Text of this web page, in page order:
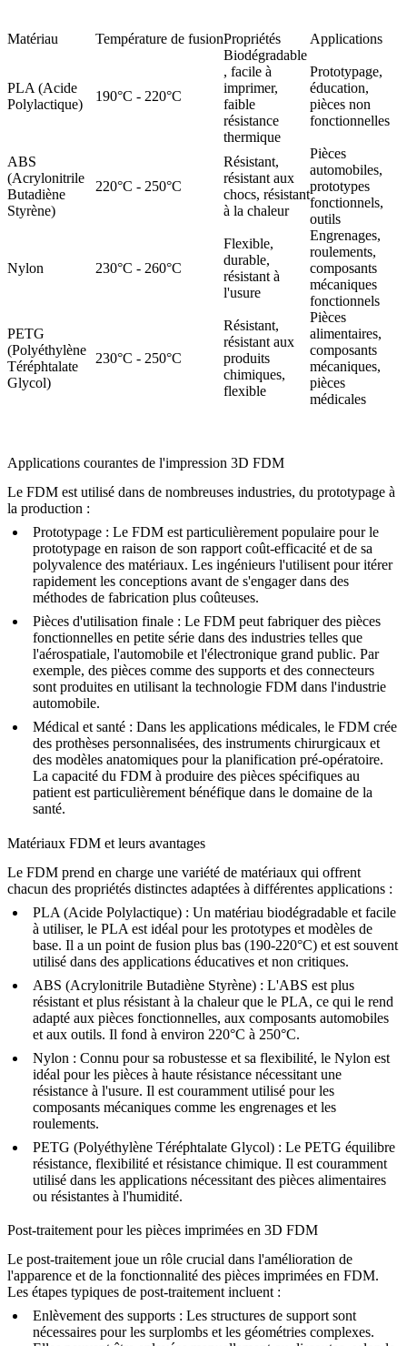
Matériau Température de fusionPropriétés Applications
PLA (Acide
Polylactique)
190°C - 220°C
Biodégradable
, facile à
imprimer,
faible
résistance
thermique
Prototypage,
éducation,
pièces non
fonctionnelles
ABS
(Acrylonitrile
Butadiène
Styrène)
220°C - 250°C
Résistant,
résistant aux
chocs, résistant
à la chaleur
Pièces
automobiles,
prototypes
fonctionnels,
outils
Nylon 230°C - 260°C
Flexible,
durable,
résistant à
l'usure
Engrenages,
roulements,
composants
mécaniques
fonctionnels
PETG
(Polyéthylène
Téréphtalate
Glycol)
230°C - 250°C
Résistant,
résistant aux
produits
chimiques,
flexible
Pièces
alimentaires,
composants
mécaniques,
pièces
médicales
Applications courantes de l'impression 3D FDM
Le FDM est utilisé dans de nombreuses industries, du prototypage à
la production :
Prototypage : Le FDM est particulièrement populaire pour le
prototypage en raison de son rapport coût-efficacité et de sa
polyvalence des matériaux. Les ingénieurs l'utilisent pour itérer
rapidement les conceptions avant de s'engager dans des
méthodes de fabrication plus coûteuses.
Pièces d'utilisation finale : Le FDM peut fabriquer des pièces
fonctionnelles en petite série dans des industries telles que
l'aérospatiale, l'automobile et l'électronique grand public. Par
exemple, des pièces comme des supports et des connecteurs
sont produites en utilisant la technologie FDM dans l'industrie
automobile.
Médical et santé : Dans les applications médicales, le FDM crée
des prothèses personnalisées, des instruments chirurgicaux et
des modèles anatomiques pour la planification pré-opératoire.
La capacité du FDM à produire des pièces spécifiques au
patient est particulièrement bénéfique dans le domaine de la
santé.
Matériaux FDM et leurs avantages
Le FDM prend en charge une variété de matériaux qui offrent
chacun des propriétés distinctes adaptées à différentes applications :
PLA (Acide Polylactique) : Un matériau biodégradable et facile
à utiliser, le PLA est idéal pour les prototypes et modèles de
base. Il a un point de fusion plus bas (190-220°C) et est souvent
utilisé dans des applications éducatives et non critiques.
ABS (Acrylonitrile Butadiène Styrène) : L'ABS est plus
résistant et plus résistant à la chaleur que le PLA, ce qui le rend
adapté aux pièces fonctionnelles, aux composants automobiles
et aux outils. Il fond à environ 220°C à 250°C.
Nylon : Connu pour sa robustesse et sa flexibilité, le Nylon est
idéal pour les pièces à haute résistance nécessitant une
résistance à l'usure. Il est couramment utilisé pour les
composants mécaniques comme les engrenages et les
roulements.
PETG (Polyéthylène Téréphtalate Glycol) : Le PETG équilibre
résistance, flexibilité et résistance chimique. Il est couramment
utilisé dans les applications nécessitant des pièces alimentaires
ou résistantes à l'humidité.
Post-traitement pour les pièces imprimées en 3D FDM
Le post-traitement joue un rôle crucial dans l'amélioration de
l'apparence et de la fonctionnalité des pièces imprimées en FDM.
Les étapes typiques de post-traitement incluent :
Enlèvement des supports : Les structures de support sont
nécessaires pour les surplombs et les géométries complexes.